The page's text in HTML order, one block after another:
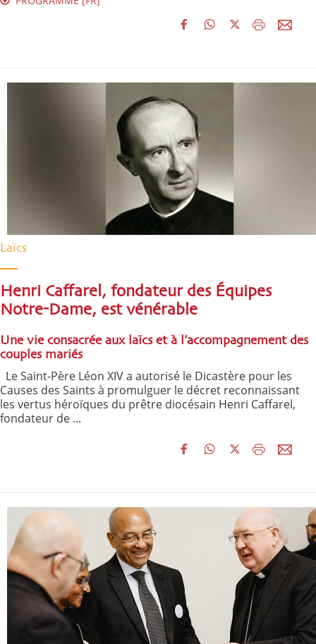
Laïcs
Henri Caffarel, fondateur des Équipes
Notre-Dame, est vénérable
Une vie consacrée aux laïcs et à l’accompagnement des
couples mariés
Le Saint-Père Léon XIV a autorisé le Dicastère pour les
Causes des Saints à promulguer le décret reconnaissant
les vertus héroïques du prêtre diocésain Henri Caffarel,
fondateur de ...